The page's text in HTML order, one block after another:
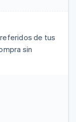
de tus
sin